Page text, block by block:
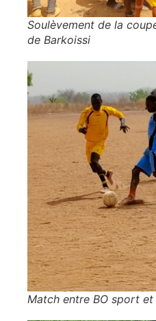
Soulèvement de la
de Barkoissi
Match entre BO sport